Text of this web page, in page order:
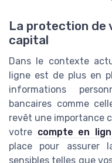
La protection de
capital
Dans le contexte
ligne est de plus en
informations
bancaires comme
revêt une importance
votre compte en
place pour assurer
sensibles telles que